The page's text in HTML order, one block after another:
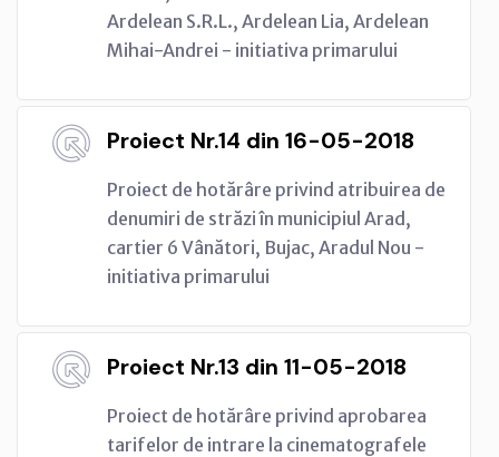
Ardelean S.R.L., Ardelean Lia, Ardelean
Mihai-Andrei - initiativa primarului
Proiect Nr.14 din 16-05-2018
Proiect de hotărâre privind atribuirea de
denumiri de străzi în municipiul Arad,
cartier 6 Vânători, Bujac, Aradul Nou -
initiativa primarului
Proiect Nr.13 din 11-05-2018
Proiect de hotărâre privind aprobarea
tarifelor de intrare la cinematografele